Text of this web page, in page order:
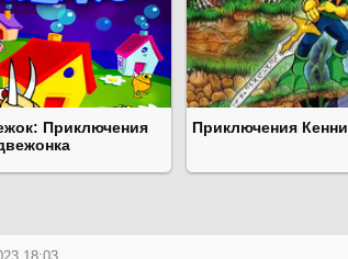
Приключения
Приключения Кенни